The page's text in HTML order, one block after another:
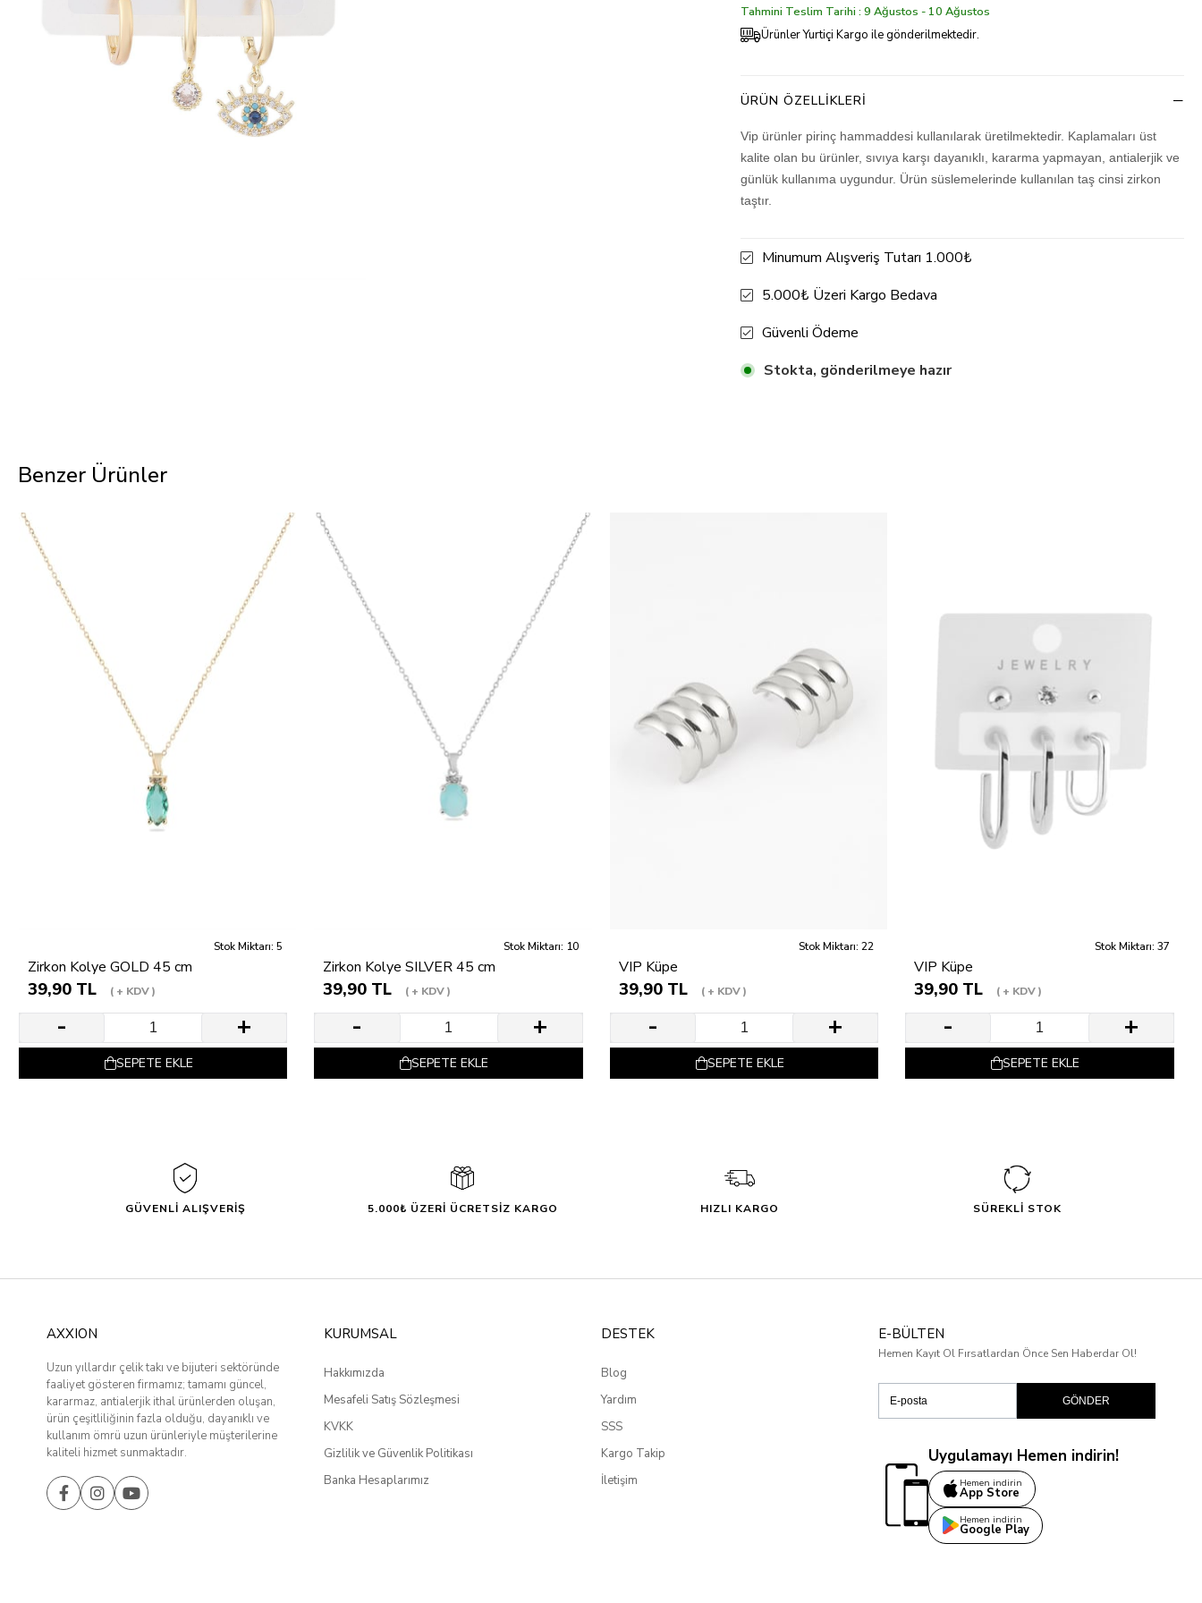
Tahmini Teslim Tarihi : 9 Ağustos - 10 Ağustos
Ürünler Yurtiçi Kargo ile gönderilmektedir.
ÜRÜN ÖZELLIKLERI
Vip ürünler pirinç hammaddesi kullanılarak üretilmektedir. Kaplamaları üst
kalite olan bu ürünler, sıvıya karşı dayanıklı, kararma yapmayan, antialerjik ve
günlük kullanıma uygundur. Ürün süslemelerinde kullanılan taş cinsi zirkon
taştır.
Minumum Alışveriş Tutarı 1.000₺
5.000₺ Üzeri Kargo Bedava
Güvenli Ödeme
Stokta, gönderilmeye hazır
Benzer Ürünler
Stok Miktarı: 5
Zirkon Kolye GOLD 45 cm
39,90 TL + KDV
SEPETE EKLE
Stok Miktarı: 10
Zirkon Kolye SILVER 45 cm
39,90 TL + KDV
SEPETE EKLE
Stok Miktarı: 22
VIP Küpe
39,90 TL + KDV
SEPETE EKLE
Stok Miktarı: 37
VIP Küpe
39,90 TL + KDV
SEPETE EKLE
GÜVENLİ ALIŞVERİŞ 5.000₺ ÜZERİ ÜCRETSİZ KARGO HIZLI KARGO SÜREKLİ STOK
AXXION
Uzun yıllardır çelik takı ve bijuteri sektöründe
faaliyet gösteren firmamız; tamamı güncel,
kararmaz, antialerjik ithal ürünlerden oluşan,
ürün çeşitliliğinin fazla olduğu, dayanıklı ve
kullanım ömrü uzun ürünleriyle müşterilerine
kaliteli hizmet sunmaktadır.
KURUMSAL
Hakkımızda
Mesafeli Satış Sözleşmesi
KVKK
Gizlilik ve Güvenlik Politikası
Banka Hesaplarımız
DESTEK
Blog
Yardım
SSS
Kargo Takip
İletişim
E-BÜLTEN
Hemen Kayıt Ol Fırsatlardan Önce Sen Haberdar Ol!
GÖNDER
Uygulamayı Hemen indirin!
Hemen indirin
App Store
Hemen indirin
Google Play